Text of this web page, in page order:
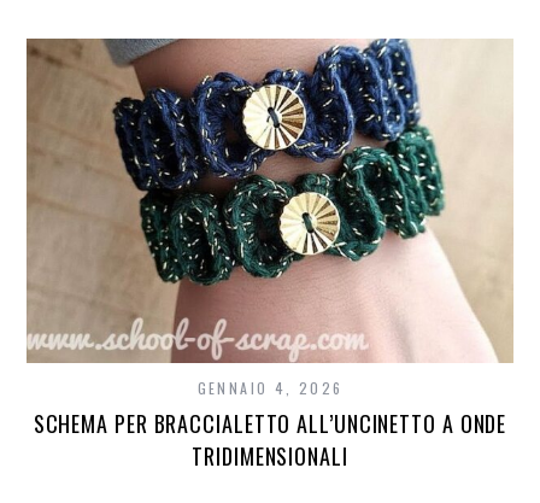
GENNAIO 4, 2026
SCHEMA PER BRACCIALETTO ALL’UNCINETTO A ONDE
TRIDIMENSIONALI